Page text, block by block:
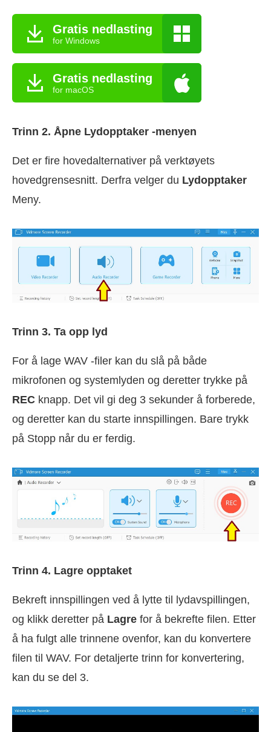
Gratis nedlasting
for Windows
Gratis nedlasting
for macOS
Trinn 2. Åpne Lydopptaker -menyen
Det er fire hovedalternativer på verktøyets
hovedgrensesnitt. Derfra velger du Lydopptaker
Meny.
Trinn 3. Ta opp lyd
For å lage WAV -filer kan du slå på både
mikrofonen og systemlyden og deretter trykke på
REC knapp. Det vil gi deg 3 sekunder å forberede,
og deretter kan du starte innspillingen. Bare trykk
på Stopp når du er ferdig.
Trinn 4. Lagre opptaket
Bekreft innspillingen ved å lytte til lydavspillingen,
og klikk deretter på Lagre for å bekrefte filen. Etter
å ha fulgt alle trinnene ovenfor, kan du konvertere
filen til WAV. For detaljerte trinn for konvertering,
kan du se del 3.